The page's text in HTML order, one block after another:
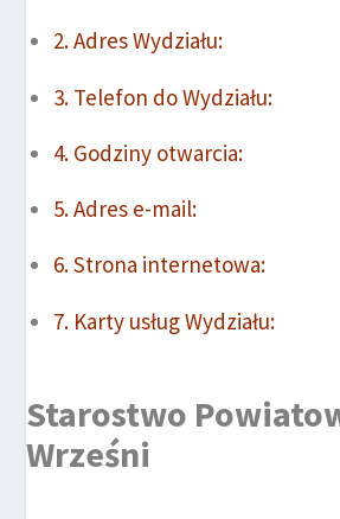
Adres Wydziału:
Telefon do Wydziału:
Godziny otwarcia:
Adres e-mail:
Strona internetowa:
Karty usług Wydziału:
Starostwo
Wrześni